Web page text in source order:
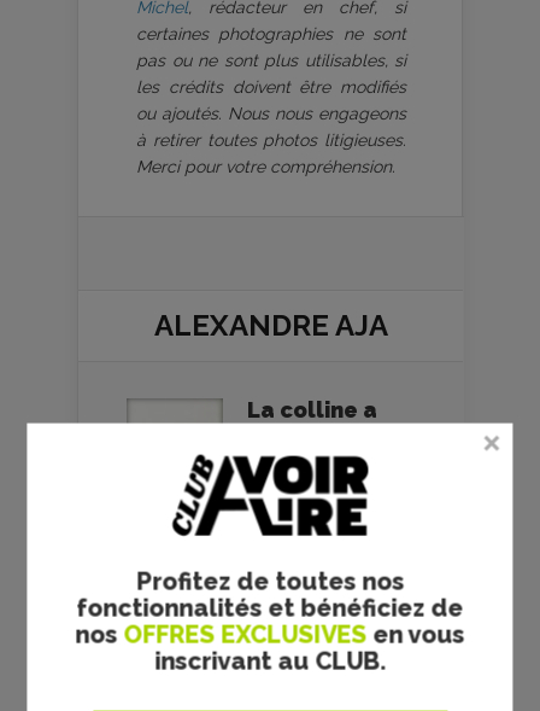
Profitez de toutes nos
fonctionnalités et bénéficiez de
nos OFFRES EXCLUSIVES en vous
inscrivant au CLUB.
Michel, rédacteur en chef, si
certaines photographies ne sont
pas ou ne sont plus utilisables, si
les crédits doivent être modifiés
ou ajoutés. Nous nous engageons
à retirer toutes photos litigieuses.
Merci pour votre compréhension.
ALEXANDRE AJA
La colline a
Alexandre Aja
- critique
21/06/2006
Alexandre Aja
- critique
24/07/2019